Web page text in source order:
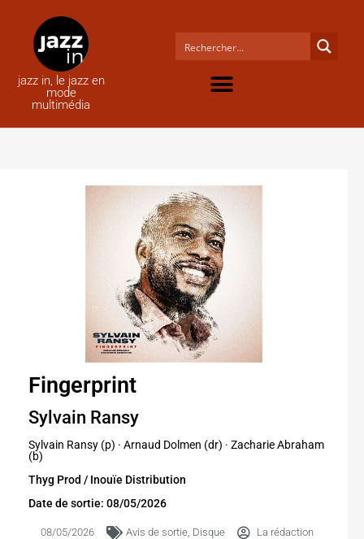
jazz in, le jazz en
mode
multimédia
Fingerprint
Sylvain Ransy
Sylvain Ransy (p) · Arnaud Dolmen (dr) · Zacharie Abraham
(b)
Thyg Prod / Inouïe Distribution
Date de sortie: 08/05/2026
08/05/2026 Avis de sortie, Disque La rédaction